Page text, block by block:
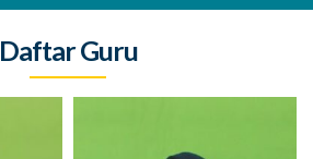
Daftar Guru